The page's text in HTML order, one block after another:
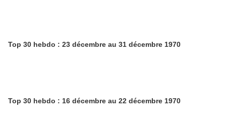
Top 30 hebdo : 23 décembre au 31 décembre 1970
Top 30 hebdo : 16 décembre au 22 décembre 1970